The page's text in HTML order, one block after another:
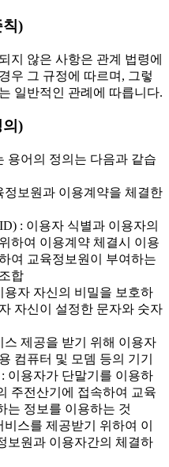
칙)
지 않은 사항은 관계 법령에
우 그 규정에 따르며, 그렇
일반적인 관례에 따릅니다.
의)
용어의 정의는 다음과 같습
보원과 이용계약을 체결한
: 이용자 식별과 이용자의
하여 이용계약 체결시 이용
여 교육정보원이 부여하는
합
자 자신의 비밀을 보호하
자신이 설정한 문자와 숫자
제공을 받기 위해 이용자
컴퓨터 및 모뎀 등의 기기
이용자가 단말기를 이용하
주전산기에 접속하여 교육
는 정보를 이용하는 것
스를 제공받기 위하여 이
보원과 이용자간의 체결하